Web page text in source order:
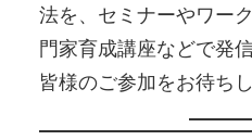
法を、セミナーやワー
門家育成講座などで発
皆様のご参加をお待ち